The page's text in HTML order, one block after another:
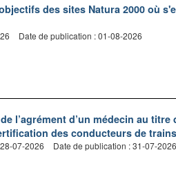
des sites Natura 2000 où
Date de publication : 01-08-2026
l’agrément d’un médecin au titre
des conducteurs de
07-2026 Date de publication : 31-07-2026